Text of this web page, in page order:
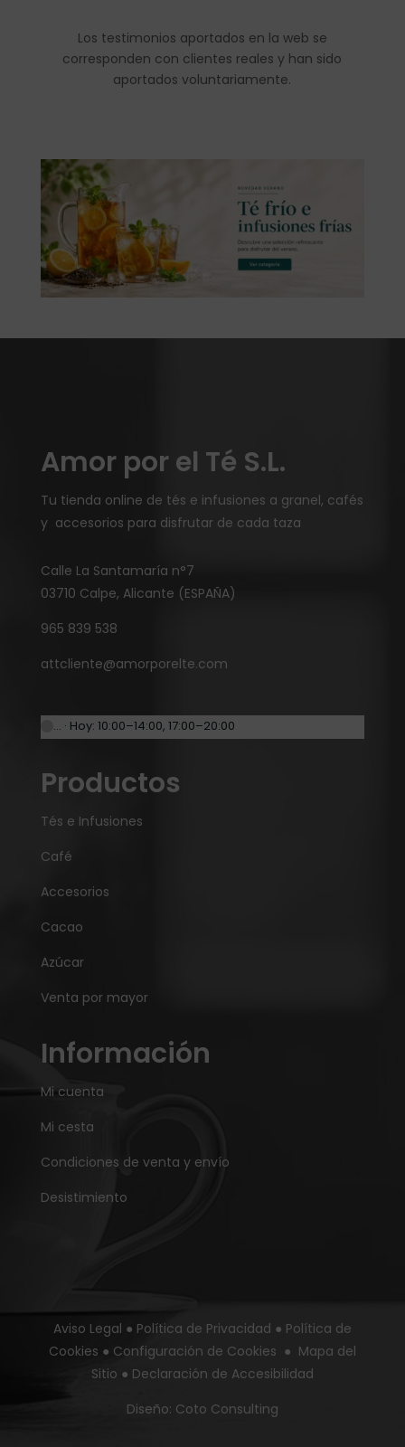
Los testimonios aportados en la web se
corresponden con clientes reales y han sido
aportados voluntariamente.
Amor por el Té S.L.
Tu tienda online de tés e infusiones a granel, cafés
y accesorios para disfrutar de cada taza
Calle La Santamaría n°7
03710 Calpe, Alicante (ESPAÑA)
965 839 538
attcliente@amorporelte.com
… · Hoy: 10:00–14:00, 17:00–20:00
Productos
Tés e Infusiones
Café
Accesorios
Cacao
Azúcar
Venta por mayor
Información
Mi cuenta
Mi cesta
Condiciones de venta y envío
Desistimiento
Aviso Legal ● Política de Privacidad ● Política de
Cookies ● Configuración de Cookies ● Mapa del
Sitio ● Declaración de Accesibilidad
Diseño: Coto Consulting